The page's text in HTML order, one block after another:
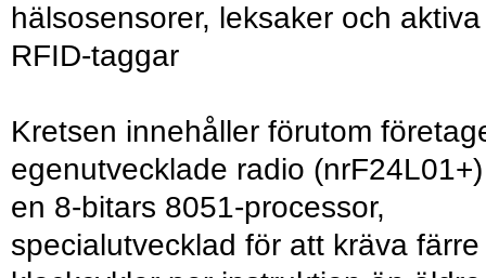
hälsosensorer, leksaker och aktiva
RFID-taggar
Kretsen innehåller förutom
egenutvecklade radio (nrF24L01+)
en 8-bitars 8051-processor,
specialutvecklad för att kräva färre